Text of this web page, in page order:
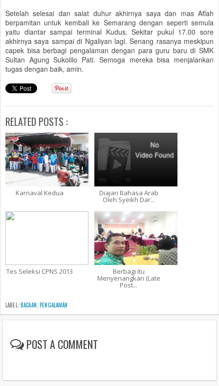
Setelah selesai dan salat duhur akhirnya saya dan mas Aflah
berpamitan untuk kembali ke Semarang dengan seperti semula
yaitu diantar sampai terminal Kudus. Sekitar pukul 17.00 sore
akhirnya saya sampai di Ngaliyan lagi. Senang rasanya meskipun
capek bisa berbagi pengalaman dengan para guru baru di SMK
Sultan Agung Sukolilo Pati. Semoga mereka bisa menjalankan
tugas dengan baik, amin.
RELATED POSTS :
Karnaval Kedua Diajari Bahasa Arab
Oleh Syeikh Dar...
Tes Seleksi CPNS 2013 Berbagi Itu
Menyenangkan (Late
Post...
LABEL: BACAAN ,PENGALAMAN
POST A COMMENT